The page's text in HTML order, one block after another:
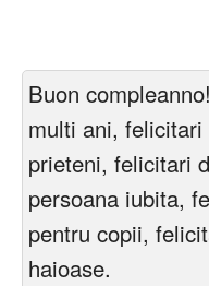
Buon
multi ani,
prieteni, felicitari
persoana iubita,
pentru copii,
haioase.